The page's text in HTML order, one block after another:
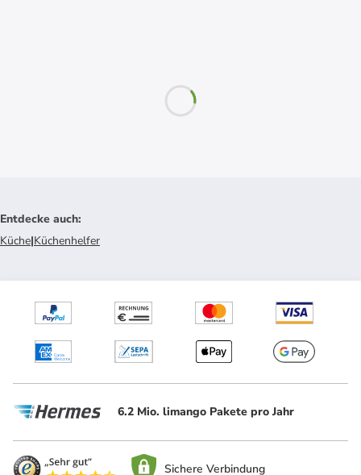
Entdecke auch:
Küche|Küchenhelfer
6.2 Mio. limango Pakete pro Jahr
Sichere Verbindung